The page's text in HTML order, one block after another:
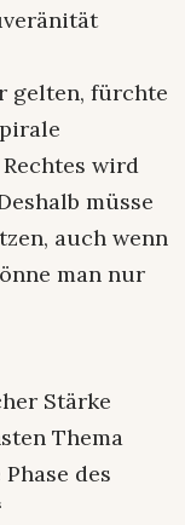
gelten, fürchte
wird
müsse
auch wenn
man nur
Stärke
Thema
des